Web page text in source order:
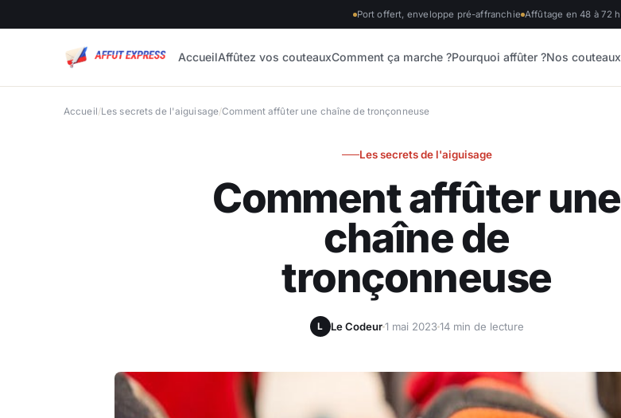
Port offert, enveloppe pré-affranchie Affûtage en 48 à 72 h
AccueilAffûtez vos couteauxComment ça marche ?Pourquoi affûter ?Nos couteaux
Accueil/Les secrets de l'aiguisage/Comment affûter une chaîne de tronçonneuse
Les secrets de l'aiguisage
Comment affûter une
chaîne de
tronçonneuse
L Le Codeur1 mai 202314 min de lecture